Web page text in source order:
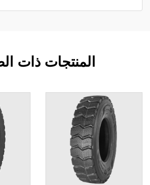
المنتجات ذات